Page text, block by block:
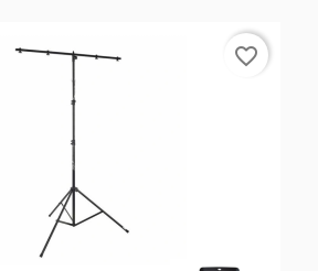
favorite_border